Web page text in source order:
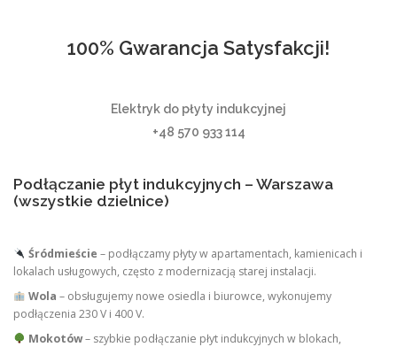
100% Gwarancja Satysfakcji!
Elektryk do płyty indukcyjnej
+48 570 933 114
Podłączanie płyt indukcyjnych – Warszawa
(wszystkie dzielnice)
Śródmieście – podłączamy płyty w apartamentach, kamienicach i
lokalach usługowych, często z modernizacją starej instalacji.
Wola – obsługujemy nowe osiedla i biurowce, wykonujemy
podłączenia 230 V i 400 V.
Mokotów– szybkie podłączanie płyt indukcyjnych w blokach,